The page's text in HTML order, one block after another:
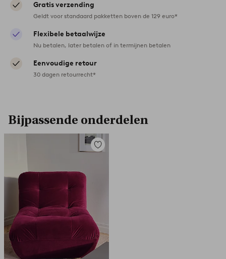
Gratis verzending
Geldt voor standaard pakketten boven de 129 euro*
Flexibele betaalwijze
Nu betalen, later betalen of in termijnen betalen
Eenvoudige retour
30 dagen retourrecht*
Bijpassende onderdelen
Toevoegen